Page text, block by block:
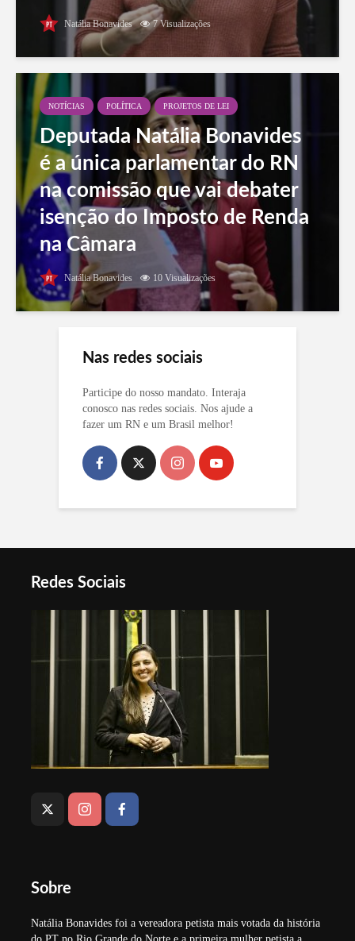
Natália Bonavides 7 Visualizações
NOTÍCIAS POLÍTICA PROJETOS DE LEI
Deputada Natália Bonavides
é a única parlamentar do RN
na comissão que vai debater
isenção do Imposto de Renda
na Câmara
Natália Bonavides 10 Visualizações
Nas redes sociais
Participe do nosso mandato. Interaja
conosco nas redes sociais. Nos ajude a
fazer um RN e um Brasil melhor!
Redes Sociais
Sobre
Natália Bonavides foi a vereadora petista mais votada da história